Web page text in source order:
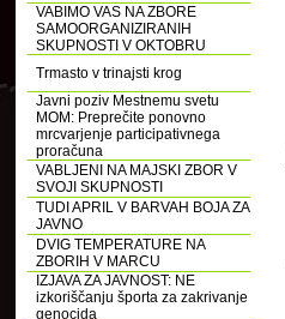
VABIMO VAS NA ZBORE
SAMOORGANIZIRANIH
SKUPNOSTI V OKTOBRU
Trmasto v trinajsti krog
Javni poziv Mestnemu svetu
MOM: Preprečite ponovno
mrcvarjenje participativnega
proračuna
VABLJENI NA MAJSKI ZBOR V
SVOJI SKUPNOSTI
TUDI APRIL V BARVAH BOJA ZA
JAVNO
DVIG TEMPERATURE NA
ZBORIH V MARCU
IZJAVA ZA JAVNOST: NE
izkoriščanju športa za zakrivanje
genocida